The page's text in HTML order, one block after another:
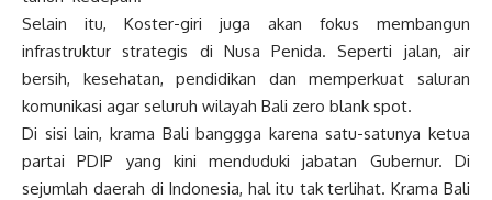
Selain itu, Koster-giri juga akan fokus membangun
infrastruktur strategis di Nusa Penida. Seperti jalan, air
bersih, kesehatan, pendidikan dan memperkuat saluran
komunikasi agar seluruh wilayah Bali zero blank spot.
Di sisi lain, krama Bali banggga karena satu-satunya ketua
partai PDIP yang kini menduduki jabatan Gubernur. Di
sejumlah daerah di Indonesia, hal itu tak terlihat. Krama Bali